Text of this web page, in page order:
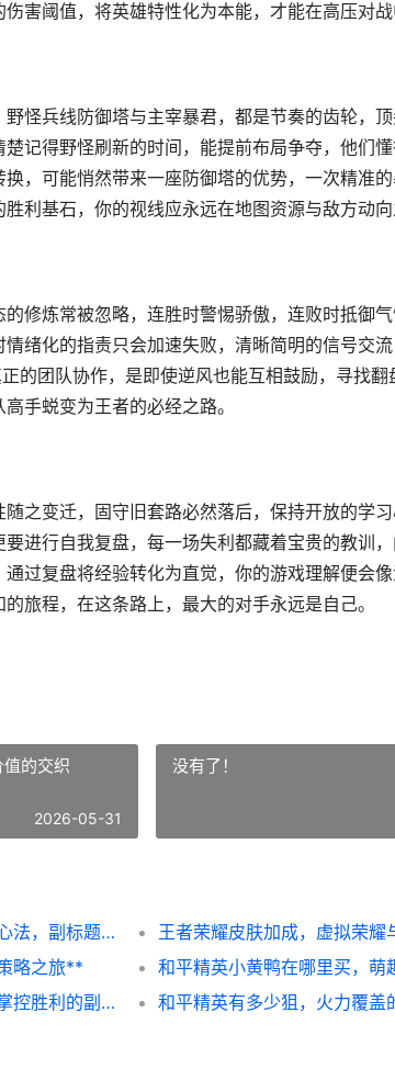
害阈值，将英雄特性化为本能，才能在高压对战
怪兵线防御塔与主宰暴君，都是节奏的齿轮，
记得野怪刷新的时间，能提前布局争夺，他们
，可能悄然带来一座防御塔的优势，一次精准
利基石，你的视线应永远在地图资源与敌方动向
修炼常被忽略，连胜时警惕骄傲，连败时抵御
绪化的指责只会加速失败，清晰简明的信号交
的团队协作，是即使逆风也能互相鼓励，寻找
手蜕变为王者的必经之路。
之变迁，固守旧套路必然落后，保持开放的学
进行自我复盘，每一场失利都藏着宝贵的教训
过复盘将经验转化为直觉，你的游戏理解便会
旅程，在这条路上，最大的对手永远是自己。
的交织
2026-05-31
没有了！
最强王者攻略，通往巅峰的智慧与心法，副标题，超越段位的终极思维
王者荣耀皮肤加成，虚拟荣耀
略之旅**
王者荣耀打野教学，掌控野区即是掌控胜利的副标题